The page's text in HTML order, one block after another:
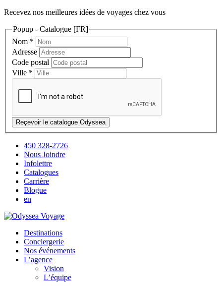
Recevez nos meilleures idées de voyages chez vous
Popup - Catalogue [FR]
Nom *
Adresse
Code postal
Ville *
Reçevoir le catalogue Odyssea
450 328-2726
Nous Joindre
Infolettre
Catalogues
Carrière
Blogue
en
Destinations
Conciergerie
Nos événements
L’agence
Vision
L’équipe